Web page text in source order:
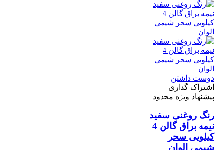
دوست داشتن
اشتراک گذاری
پیشنهاد ویژه محدود
رنگ روغنی سفید
نیمه براق گالن 4
کیلویی سحر
شیمی الوان